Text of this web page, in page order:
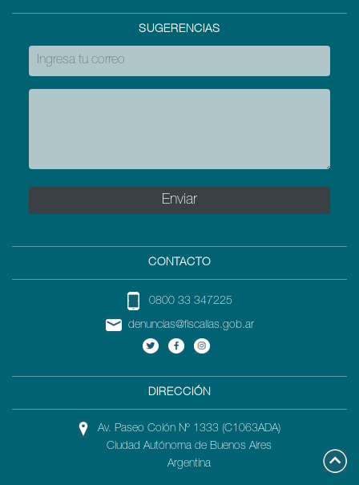
SUGERENCIAS
CONTACTO
0800 33 347225
denuncias@fiscalias.gob.ar
DIRECCIÓN
Av. Paseo Colón Nº 1333 (C1063ADA)
Ciudad Autónoma de Buenos Aires
Argentina